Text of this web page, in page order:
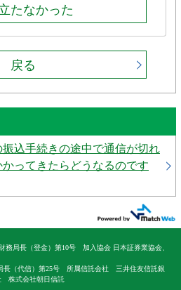
たなかった
戻る
込手続きの途中で通信が切れ
ってきたらどうなるのです
局長（登金）第10号 加入協会 日本証券業協会、
（代信）第25号 所属信託会社 三井住友信託銀
株式会社朝日信託